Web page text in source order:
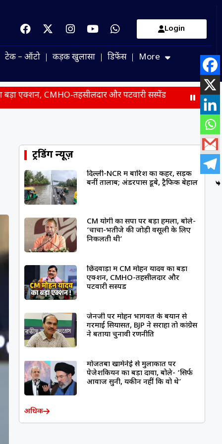
Login
टेक – ऑटो कड़क खुलासा डिफेंस More
तहसीलदार और पटवारी सस्पेंड जेनजी पर मोहन भागवत के
ट्रेंडिंग न्यूज़
दिल्ली-NCR में बारिश का कहर, सड़कें
बनीं तालाब; अंडरपास डूबे, ट्रैफिक बेहाल
CM योगी का सपा पर बड़ा हमला, बोले-
‘चाचा-भतीजे की जोड़ी वसूली के लिए
निकलती थी’
छिंदवाड़ा में CM मोहन यादव का बड़ा
एक्शन, CMHO-तहसीलदार और
पटवारी सस्पेंड
जेनजी पर मोहन भागवत के बयान से
गरमाई सियासत, BJP ने सराहा तो कांग्रेस
ने बताया चुनावी रणनीति
मोजतबा खामेनेई से मुलाकात पर
पेजेशकियन का बड़ा दावा, बोले- ‘सिर्फ
आवाज सुनी, यकीन नहीं कि वो थे’
अधिक